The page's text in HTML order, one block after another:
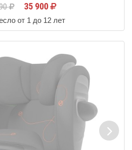
35 900
от 1 до 12 лет